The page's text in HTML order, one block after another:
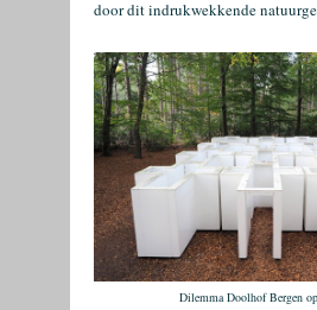
door dit indrukwekkende
Dilemma Doolhof Bergen